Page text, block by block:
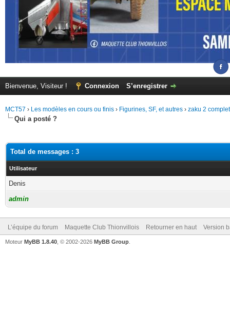
Bienvenue, Visiteur ! Connexion S’enregistrer
MCT57 › Les modèles en cours ou finis › Figurines, SF, et autres › zaku 2 complet
Qui a posté ?
Total de messages : 3
Utilisateur
Denis
admin
L’équipe du forum Maquette Club Thionvillois Retourner en haut Version
Moteur MyBB 1.8.40 , © 2002-2026 MyBB Group